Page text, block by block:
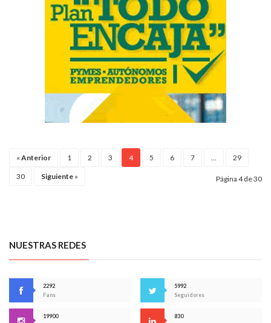
« Anterior 1 2 3 4 5 6 7 ... 29
30 Siguiente » Página 4 de 30
NUESTRAS REDES
2292
Fans
5992
Seguidores
19900
830